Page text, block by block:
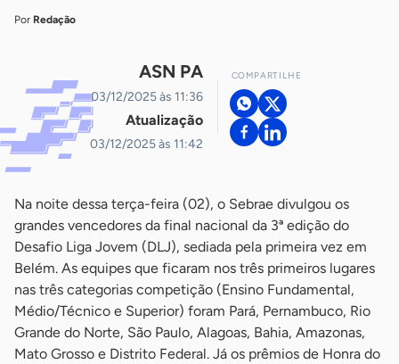
Por Redação
ASN PA
03/12/2025 às 11:36
Atualização
03/12/2025 às 11:42
COMPARTILHE
Na noite dessa terça-feira (02), o Sebrae divulgou os
grandes vencedores da final nacional da 3ª edição do
Desafio Liga Jovem (DLJ), sediada pela primeira vez em
Belém. As equipes que ficaram nos três primeiros lugares
nas três categorias competição (Ensino Fundamental,
Médio/Técnico e Superior) foram Pará, Pernambuco, Rio
Grande do Norte, São Paulo, Alagoas, Bahia, Amazonas,
Mato Grosso e Distrito Federal. Já os prêmios de Honra do